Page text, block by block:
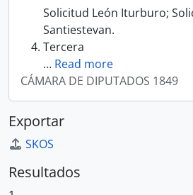
Solicitud León Iturburo;
Santiestevan.
Tercera
… Read more
CÁMARA DE DIPUTADOS 1849
Exportar
SKOS
Resultados